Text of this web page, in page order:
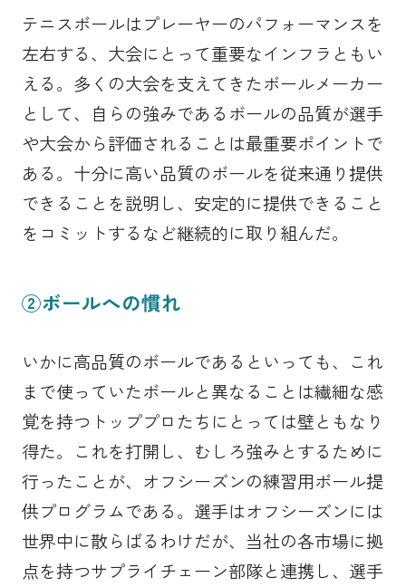
テニスボールはプレーヤーのパフォーマンスを
左右する、大会にとって重要なインフラともい
える。多くの大会を支えてきたボールメーカー
として、自らの強みであるボールの品質が選手
や大会から評価されることは最重要ポイントで
ある。十分に高い品質のボールを従来通り提供
できることを説明し、安定的に提供できること
をコミットするなど継続的に取り組んだ。
②ボールへの慣れ
いかに高品質のボールであるといっても、これ
まで使っていたボールと異なることは繊細な感
覚を持つトッププロたちにとっては壁ともなり
得た。これを打開し、むしろ強みとするために
行ったことが、オフシーズンの練習用ボール提
供プログラムである。選手はオフシーズンには
世界中に散らばるわけだが、当社の各市場に拠
点を持つサプライチェーン部隊と連携し、選手